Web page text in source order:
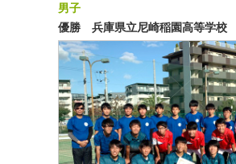
男子
優勝 兵庫県立尼崎稲園高等学校